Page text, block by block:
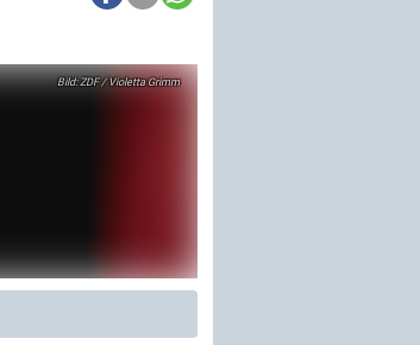
ZDF / Violetta Grimm